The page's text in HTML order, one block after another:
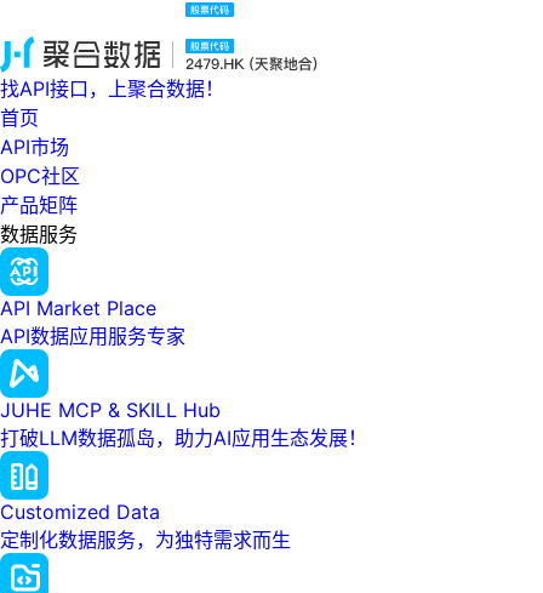
找API接口，上聚合数据！
首页
API市场
OPC社区
产品矩阵
数据服务
API Market Place
API数据应用服务专家
JUHE MCP & SKILL Hub
打破LLM数据孤岛，助力AI应用生态发展！
Customized Data
定制化数据服务，为独特需求而生